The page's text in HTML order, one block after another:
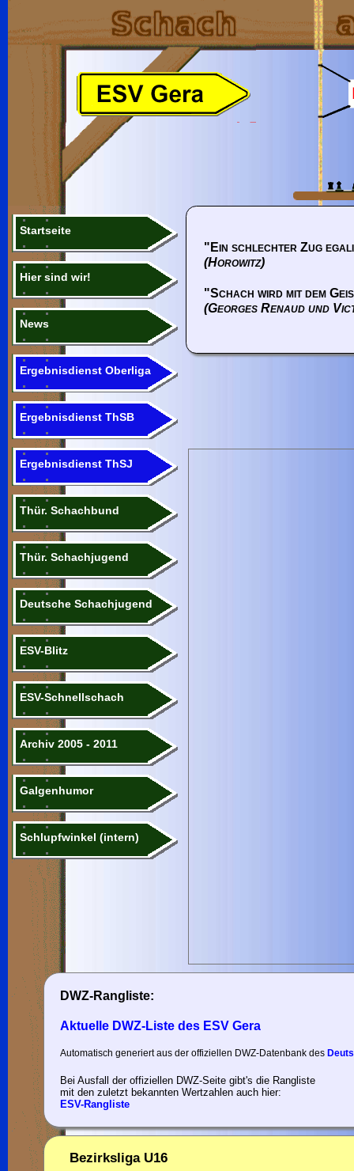
Startseite
Hier sind wir!
News
Ergebnisdienst Oberliga
Ergebnisdienst ThSB
Ergebnisdienst ThSJ
Thür. Schachbund
Thür. Schachjugend
Deutsche Schachjugend
ESV-Blitz
ESV-Schnellschach
Archiv 2005 - 2011
Galgenhumor
Schlupfwinkel (intern)
"Ein schlechter Zug
(Horowitz)
"Schach wird mit dem
(Georges Renaud und
DWZ-Rangliste:
Aktuelle DWZ-Liste des ESV Gera
Automatisch generiert aus der offiziellen DWZ-Datenbank des
Bei Ausfall der offiziellen DWZ-Seite gibt's die Rangliste
mit den zuletzt bekannten Wertzahlen auch hier:
ESV-Rangliste
Bezirksliga U16